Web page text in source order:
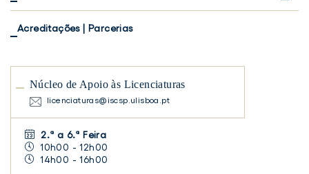
Acreditações | Parcerias
Núcleo de Apoio às Licenciaturas
licenciaturas@iscsp.ulisboa.pt
2.ª a 6.ª Feira
10h00 - 12h00
14h00 - 16h00